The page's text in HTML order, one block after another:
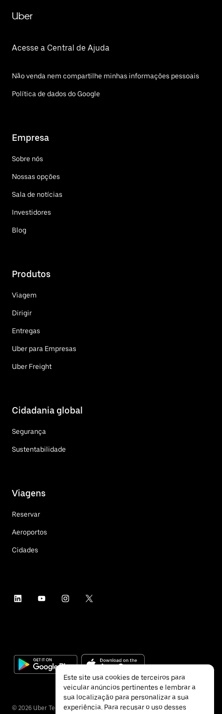
Uber
Acesse a Central de Ajuda
Não venda nem compartilhe minhas informações pessoais
Política de dados do Google
Empresa
Sobre nós
Nossas opções
Sala de notícias
Investidores
Blog
Produtos
Viagem
Dirigir
Entregas
Uber para Empresas
Uber Freight
Cidadania global
Segurança
Sustentabilidade
Viagens
Reservar
Aeroportos
Cidades
© 2026 Uber Technologies Inc.
Este site usa cookies de terceiros para
veicular anúncios pertinentes e lembrar a
sua localização para personalizar a sua
experiência. Para recusar o uso desses